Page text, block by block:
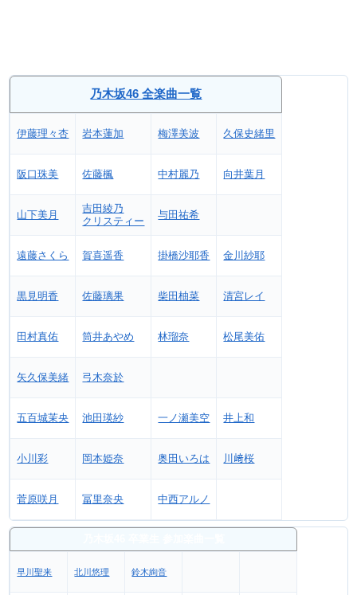
乃木坂46 全楽曲一覧
伊藤理々杏 岩本蓮加 梅澤美波 久保史緒里
阪口珠美 佐藤楓 中村麗乃 向井葉月
山下美月
吉田綾乃
クリスティー
与田祐希
遠藤さくら 賀喜遥香 掛橋沙耶香 金川紗耶
黒見明香 佐藤璃果 柴田柚菜 清宮レイ
田村真佑 筒井あやめ 林瑠奈 松尾美佑
矢久保美緒 弓木奈於
五百城茉央 池田瑛紗 一ノ瀬美空 井上和
小川彩 岡本姫奈 奥田いろは 川﨑桜
菅原咲月 冨里奈央 中西アルノ
早川聖来 北川悠理 鈴木絢音